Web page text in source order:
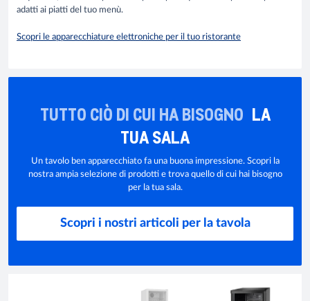
adatti ai piatti del tuo menù.
Scopri le apparecchiature elettroniche per il tuo ristorante
TUTTO CIÒ DI CUI HA BISOGNO LA
TUA SALA
Un tavolo ben apparecchiato fa una buona impressione. Scopri la
nostra ampia selezione di prodotti e trova quello di cui hai bisogno
per la tua sala.
Scopri i nostri articoli per la tavola